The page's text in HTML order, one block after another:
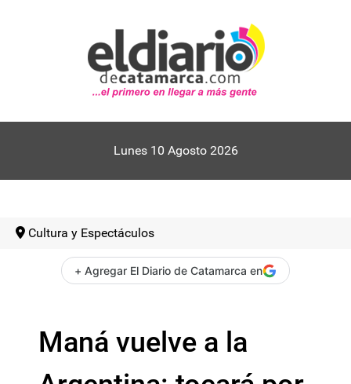
Lunes 10 Agosto 2026
Cultura y Espectáculos
+ Agregar El Diario de Catamarca en
Maná vuelve a la